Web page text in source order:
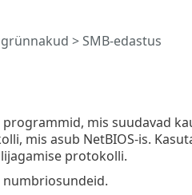
> SMB-edastus
programmid, mis suudavad
mis asub NetBIOS-is.
protokolli.
numbriosundeid.